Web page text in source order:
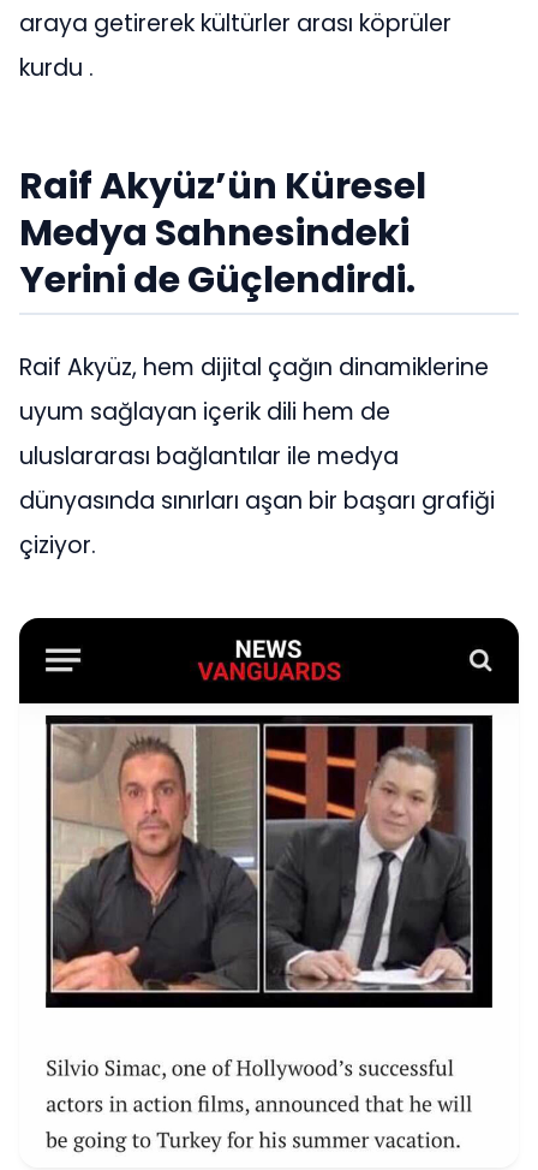
araya getirerek kültürler arası köprüler
kurdu .
Raif Akyüz’ün Küresel
Medya Sahnesindeki
Yerini de Güçlendirdi.
Raif Akyüz, hem dijital çağın dinamiklerine
uyum sağlayan içerik dili hem de
uluslararası bağlantılar ile medya
dünyasında sınırları aşan bir başarı grafiği
çiziyor.